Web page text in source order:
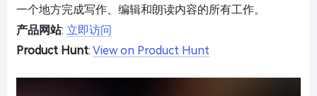
一个地方完成写作、编辑和朗读内容的所有工作。
产品网站: 立即访问
Product Hunt: View on Product Hunt